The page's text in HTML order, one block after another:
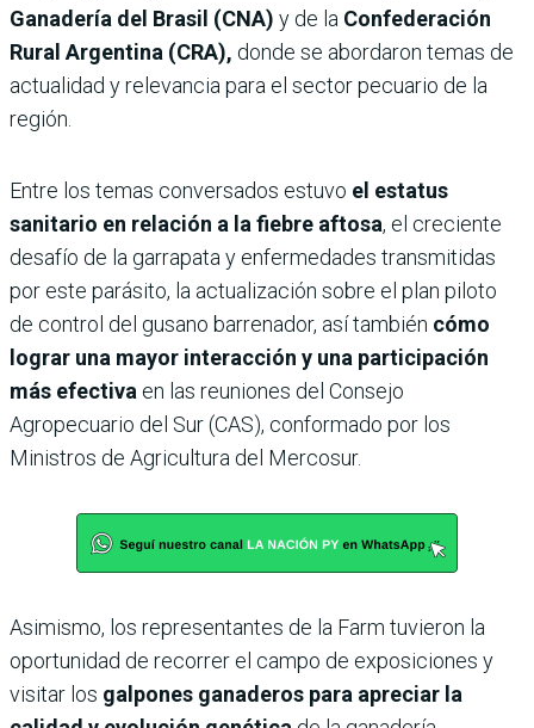
Ganadería del Brasil (CNA) y de la Confederación
Rural Argentina (CRA), donde se abordaron temas de
actualidad y relevancia para el sector pecuario de la
región.
Entre los temas conversados estuvo el estatus
sanitario en relación a la fiebre aftosa, el creciente
desafío de la garrapata y enfermedades transmitidas
por este parásito, la actualización sobre el plan piloto
de control del gusano barrenador, así también cómo
lograr una mayor interacción y una participación
más efectiva en las reuniones del Consejo
Agropecuario del Sur (CAS), conformado por los
Ministros de Agricultura del Mercosur.
Asimismo, los representantes de la Farm tuvieron la
oportunidad de recorrer el campo de exposiciones y
visitar los galpones ganaderos para apreciar la